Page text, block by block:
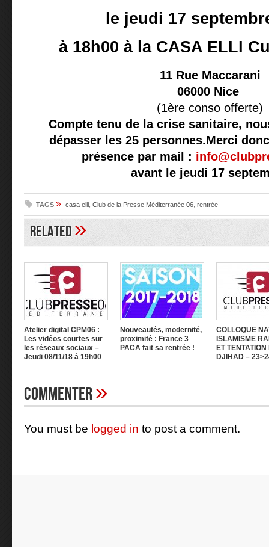
le jeudi 17
à 18h00 à la CASA ELLI
11 Rue Maccarani
06000 Nice
(1ère conso offerte)
Compte tenu de la crise sanitaire,
dépasser les 25 personnes.Merci
présence par mail :
avant le jeudi 17
TAGS » casa elli Club de la Presse Méditerranée 06 rentrée
Related»
Atelier digital CPM06 :
Les vidéos courtes sur
les réseaux sociaux –
Jeudi 08/11/18 à 19h00
Nouveautés, modernité,
proximité : France 3
PACA fait sa rentrée !
COLLOQUE
ISLAMISME
ET TENTATION
DJIHAD –
Commenter»
You must be logged in to post a comment.